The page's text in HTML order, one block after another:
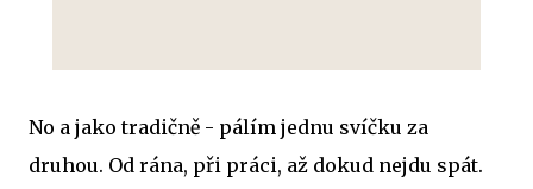
No a jako tradičně - pálím jednu svíčku za
druhou. Od rána, při práci, až dokud nejdu spát.